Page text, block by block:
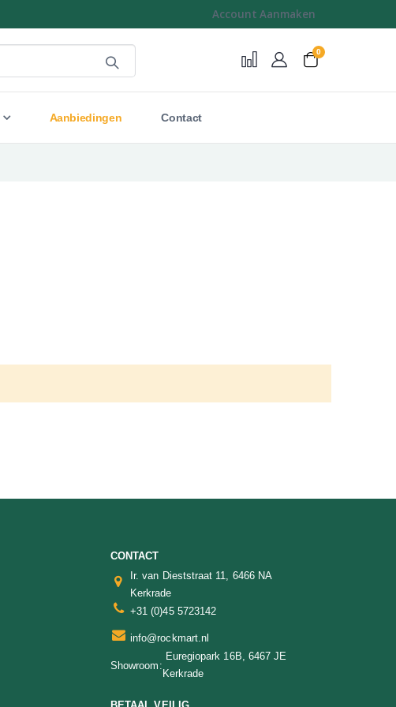
Account Aanmaken
Cart
0
Aanbiedingen Contact
CONTACT
Ir. van Dieststraat 11, 6466 NA
Kerkrade
+31 (0)45 5723142
info@rockmart.nl
Showroom:
Euregiopark 16B, 6467 JE
Kerkrade